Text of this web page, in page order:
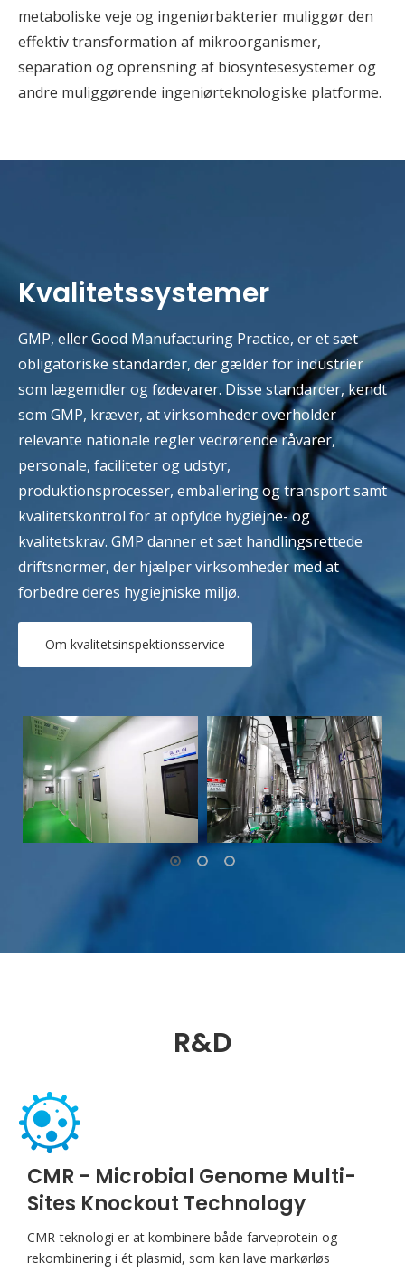
metaboliske veje og ingeniørbakterier muliggør den
effektiv transformation af mikroorganismer,
separation og oprensning af biosyntesesystemer og
andre muliggørende ingeniørteknologiske platforme.
Kvalitetssystemer
GMP, eller Good Manufacturing Practice, er et sæt
obligatoriske standarder, der gælder for industrier
som lægemidler og fødevarer. Disse standarder, kendt
som GMP, kræver, at virksomheder overholder
relevante nationale regler vedrørende råvarer,
personale, faciliteter og udstyr,
produktionsprocesser, emballering og transport samt
kvalitetskontrol for at opfylde hygiejne- og
kvalitetskrav. GMP danner et sæt handlingsrettede
driftsnormer, der hjælper virksomheder med at
forbedre deres hygiejniske miljø.
Om kvalitetsinspektionsservice
R&D
CMR - Microbial Genome Multi-
Sites Knockout Technology
CMR-teknologi er at kombinere både farveprotein og
rekombinering i ét plasmid, som kan lave markørløs